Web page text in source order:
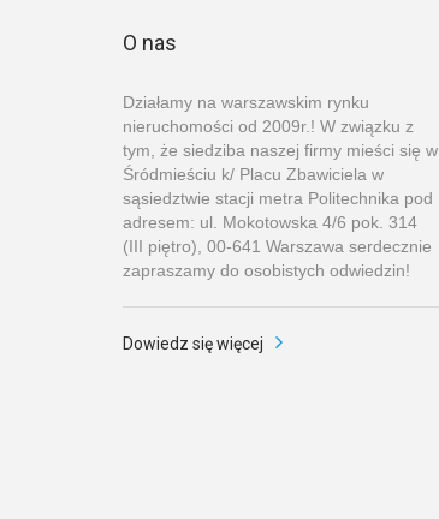
O nas
Działamy na warszawskim rynku
nieruchomości od 2009r.! W związku z
tym, że siedziba naszej firmy mieści się w
Śródmieściu k/ Placu Zbawiciela w
sąsiedztwie stacji metra Politechnika pod
adresem: ul. Mokotowska 4/6 pok. 314
(III piętro), 00-641 Warszawa serdecznie
zapraszamy do osobistych odwiedzin!
Dowiedz się więcej